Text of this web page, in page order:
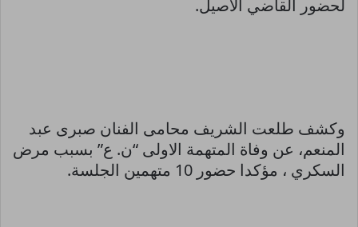
لحضور القاضي الأصيل.
وكشف طلعت الشريف محامى الفنان صبرى عبد
المنعم، عن وفاة المتهمة الاولى “ن. ع” بسبب مرض
السكري ، مؤكدا حضور 10 متهمين الجلسة.